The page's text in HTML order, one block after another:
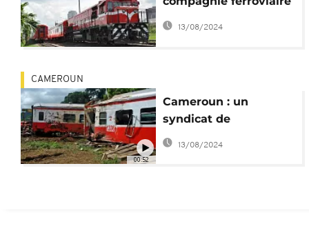
Camrail fait au moins
13/08/2024
00:52
CAMEROUN
Cameroun : un
syndicat de
conducteurs porte
plainte en France
13/08/2024